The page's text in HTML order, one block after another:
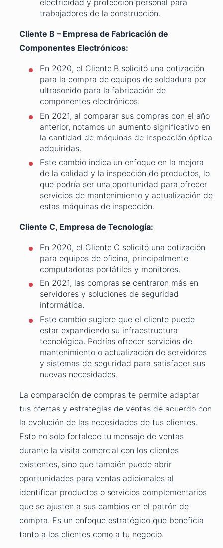
electricidad y protección personal para
trabajadores de la construcción.
Cliente B – Empresa de Fabricación de
Componentes Electrónicos:
En 2020, el Cliente B solicitó una cotización
para la compra de equipos de soldadura por
ultrasonido para la fabricación de
componentes electrónicos.
En 2021, al comparar sus compras con el año
anterior, notamos un aumento significativo en
la cantidad de máquinas de inspección óptica
adquiridas.
Este cambio indica un enfoque en la mejora
de la calidad y la inspección de productos, lo
que podría ser una oportunidad para ofrecer
servicios de mantenimiento y actualización de
estas máquinas de inspección.
Cliente C, Empresa de Tecnología:
En 2020, el Cliente C solicitó una cotización
para equipos de oficina, principalmente
computadoras portátiles y monitores.
En 2021, las compras se centraron más en
servidores y soluciones de seguridad
informática.
Este cambio sugiere que el cliente puede
estar expandiendo su infraestructura
tecnológica. Podrías ofrecer servicios de
mantenimiento o actualización de servidores
y sistemas de seguridad para satisfacer sus
nuevas necesidades.
La comparación de compras te permite adaptar
tus ofertas y estrategias de ventas de acuerdo con
la evolución de las necesidades de tus clientes.
Esto no solo fortalece tu mensaje de ventas
durante la visita comercial con los clientes
existentes, sino que también puede abrir
oportunidades para ventas adicionales al
identificar productos o servicios complementarios
que se ajusten a sus cambios en el patrón de
compra. Es un enfoque estratégico que beneficia
tanto a los clientes como a tu negocio.